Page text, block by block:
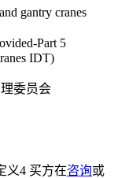
gantry cranes
Part 5
IDT)
委员会
义4 买方在咨询或